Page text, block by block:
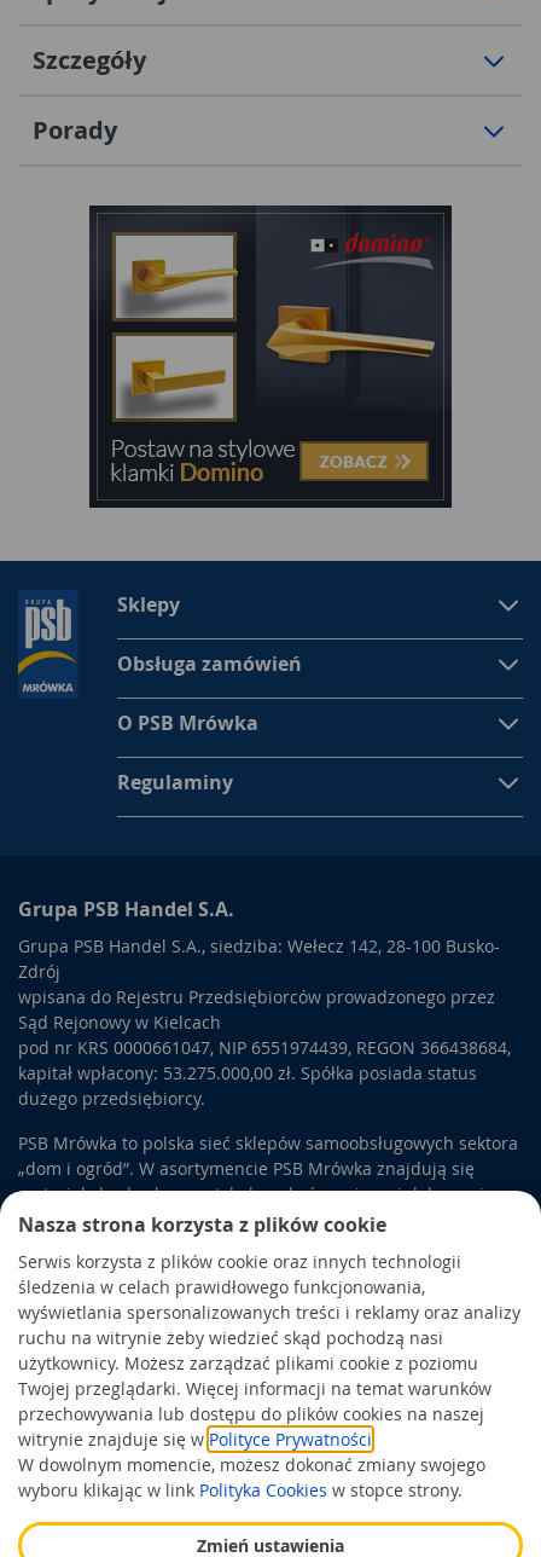
Nasza strona korzysta z plików cookie
Serwis korzysta z plików cookie oraz innych technologii
śledzenia w celach prawidłowego funkcjonowania,
wyświetlania spersonalizowanych treści i reklamy oraz analizy
ruchu na witrynie żeby wiedzieć skąd pochodzą nasi
użytkownicy. Możesz zarządzać plikami cookie z poziomu
Twojej przeglądarki. Więcej informacji na temat warunków
przechowywania lub dostępu do plików cookies na naszej
witrynie znajduje się w Polityce Prywatności
W dowolnym momencie, możesz dokonać zmiany swojego
wyboru klikając w link Polityka Cookies w stopce strony.
Zmień ustawienia
Szczegóły
Porady
Sklepy
Obsługa zamówień
O PSB Mrówka
Regulaminy
Grupa PSB Handel S.A.
Grupa PSB Handel S.A., siedziba: Wełecz 142, 28-100 Busko-
Zdrój
wpisana do Rejestru Przedsiębiorców prowadzonego przez
Sąd Rejonowy w Kielcach
pod nr KRS 0000661047, NIP 6551974439, REGON 366438684,
kapitał wpłacony: 53.275.000,00 zł. Spółka posiada status
dużego przedsiębiorcy.
PSB Mrówka to polska sieć sklepów samoobsługowych sektora
„dom i ogród”. W asortymencie PSB Mrówka znajdują się
materiały budowlane, artykuły wykończeniowe i dekoracyjne,
wyposażenie łazienek i kuchni, elektronarzędzia, a także
artykuły związane z ogrodem i otoczeniem domu.
Obowiązek informacyjny
Polityka prywatności
Polityka Cookies
Odbiór zużytego sprzętu
Wspierają nas: